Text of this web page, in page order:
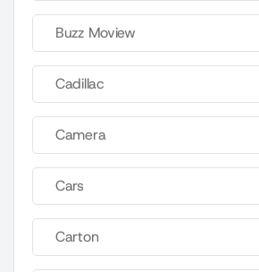
Buzz Moview
Cadillac
Camera
Cars
Carton